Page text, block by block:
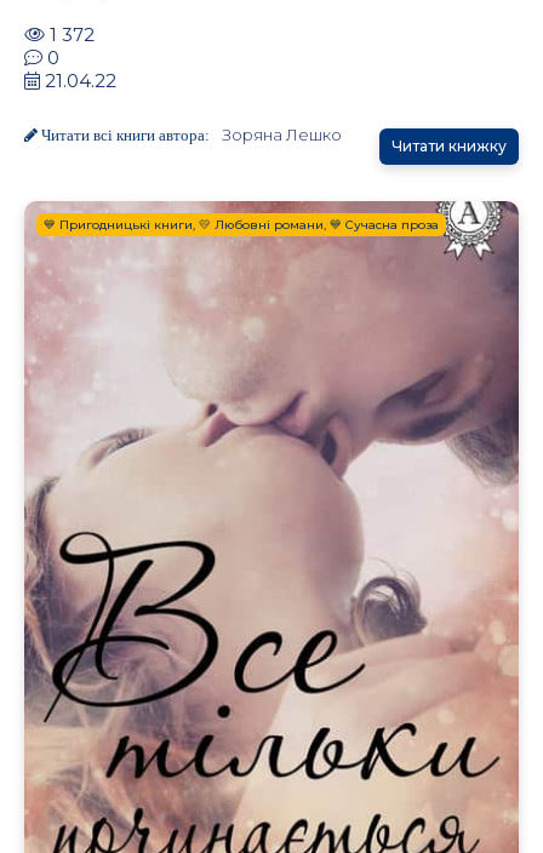
1 372
0
21.04.22
Читати всі книги автора: Зоряна Лешко
Читати книжку
💙 Пригодницькі книги, 💛 Любовні романи, 💙 Сучасна проза